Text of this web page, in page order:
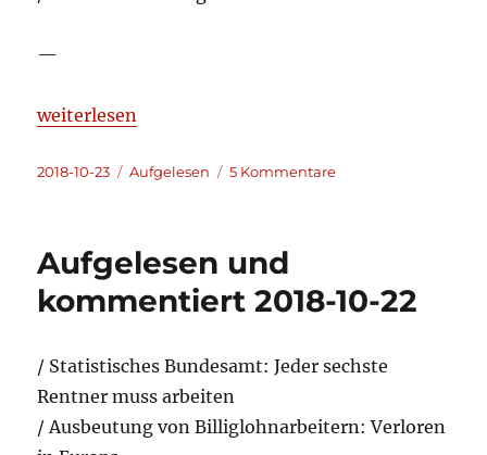
—
„Aufgelesen und kommentiert 2018-10-23“
weiterlesen
Veröffentlicht
2018-10-23 Kategorien
Aufgelesen 5 Kommentarezu
23
Aufgelesen und
kommentiert 2018-10-22
/ Statistisches Bundesamt: Jeder sechste
Rentner muss arbeiten
/ Ausbeutung von Billiglohnarbeitern: Verloren